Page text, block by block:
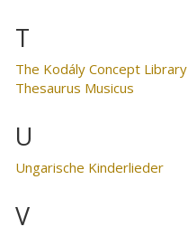
T
The Kodály Concept Library
Thesaurus Musicus
U
Ungarische Kinderlieder
V